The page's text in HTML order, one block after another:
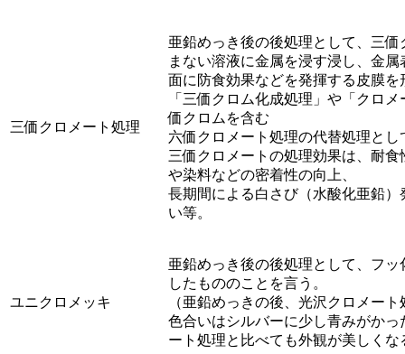
三価クロメート処理
亜鉛めっき後の後処理として、三
まない溶液に金属を浸す浸し、金
面に防食効果などを発揮する皮膜
「三価クロム化成処理」や「クロ
価クロムを含む
六価クロメート処理の代替処理と
三価クロメートの処理効果は、耐
や染料などの密着性の向上、
長期間による白さび（水酸化亜鉛
い等。
ユニクロメッキ
亜鉛めっき後の後処理として、フ
したもののことを言う。
（亜鉛めっきの後、光沢クロメー
色合いはシルバーに少し青みがか
ート処理と比べても外観が美しくな